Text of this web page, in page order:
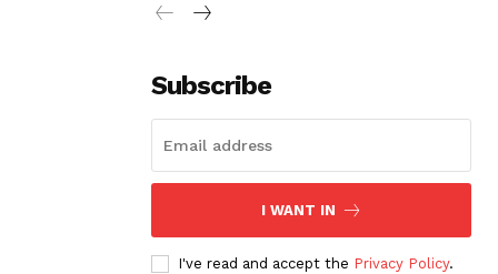
Subscribe
I WANT IN
I've read and accept the Privacy Policy.